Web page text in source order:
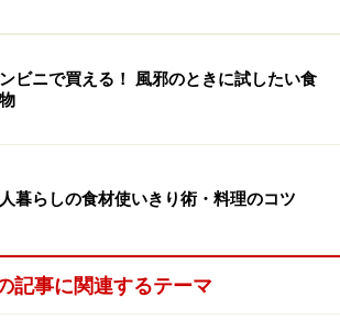
ビニで買える！ 風邪のときに試したい食
暮らしの食材使いきり術・料理のコツ
記事に関連するテーマ